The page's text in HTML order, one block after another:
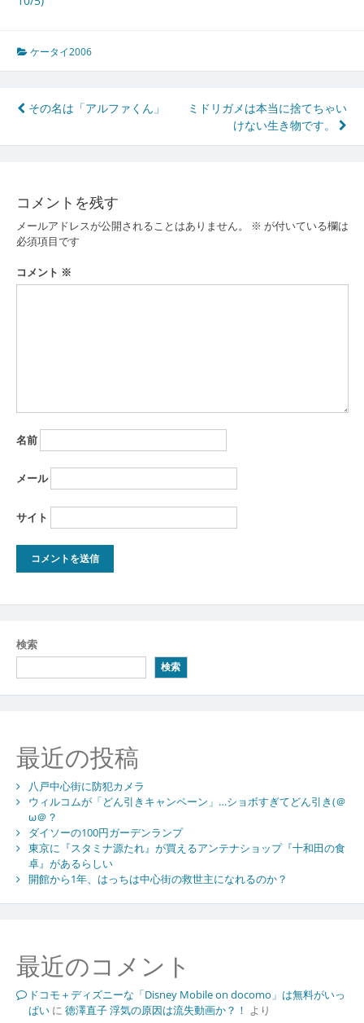
ケータイ2006
投
稿
ビ
ゲ
ー
シ
その名は「アルファくん」
ミドリガメは本当に捨てちゃい
けない生き物です。
コメントを残す
メールアドレスが公開されることはありません。 ※ が付いている欄は
必須項目です
コメント ※
名前
メール
サイト
検索
検索
最近の投稿
八戸中心街に防犯カメラ
ウィルコムが「どん引きキャンペーン」…ショボすぎてどん引き(＠
ω＠？
ダイソーの100円ガーデンランプ
東京に『スタミナ源たれ』が買えるアンテナショップ『十和田の食
卓』があるらしい
開館から1年、はっちは中心街の救世主になれるのか？
最近のコメント
ドコモ＋ディズニーな「Disney Mobile on docomo」は無料がいっ
ぱいに 徳澤直子 浮気の原因は流失動画か？！ より